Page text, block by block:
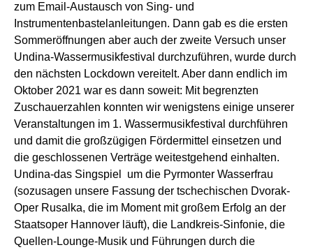
zum Email-Austausch von Sing- und
Instrumentenbastelanleitungen. Dann gab es die ersten
Sommeröffnungen aber auch der zweite Versuch unser
Undina-Wassermusikfestival durchzuführen, wurde durch
den nächsten Lockdown vereitelt. Aber dann endlich im
Oktober 2021 war es dann soweit: Mit begrenzten
Zuschauerzahlen konnten wir wenigstens einige unserer
Veranstaltungen im 1. Wassermusikfestival durchführen
und damit die großzügigen Fördermittel einsetzen und
die geschlossenen Verträge weitestgehend einhalten.
Undina-das Singspiel um die Pyrmonter Wasserfrau
(sozusagen unsere Fassung der tschechischen Dvorak-
Oper Rusalka, die im Moment mit großem Erfolg an der
Staatsoper Hannover läuft), die Landkreis-Sinfonie, die
Quellen-Lounge-Musik und Führungen durch die